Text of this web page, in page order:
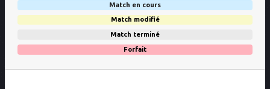
Match en cours
Match modifié
Match terminé
Forfait